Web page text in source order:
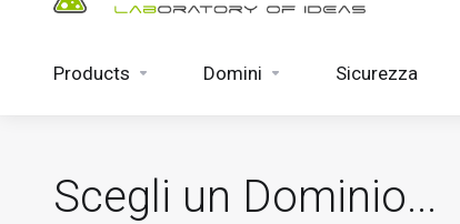
Products Domini Sicurezza
Scegli un Dominio...